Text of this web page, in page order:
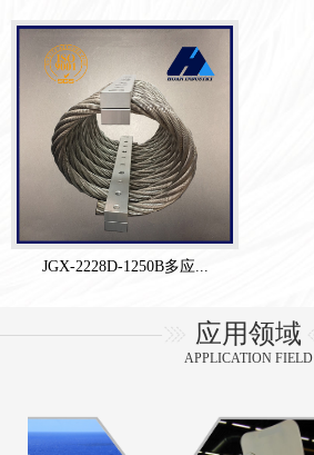
JGX-2228D-1250B多应...
应用领域
APPLICATION FIELD